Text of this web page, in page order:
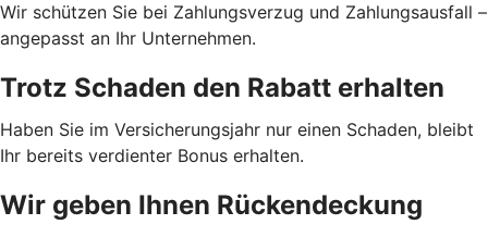
Wir schützen Sie bei Zahlungsverzug und Zahlungsausfall –
angepasst an Ihr Unternehmen.
Trotz Schaden den Rabatt erhalten
Haben Sie im Versicherungsjahr nur einen Schaden, bleibt
Ihr bereits verdienter Bonus erhalten.
Wir geben Ihnen Rückendeckung